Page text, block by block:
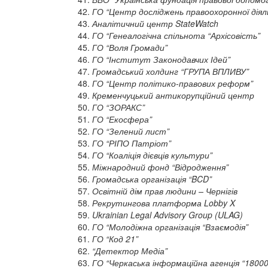
ГО “Центр досліджень правоохоронної
Аналітичний центр StateWatch
ГО “Генеалогічна спільнота “Архісовість”
ГО “Воля Громади”
ГО “Інститут Законодавчих Ідей”
Громадський холдинг “ГРУПА ВПЛИВУ”
ГО “Центр політико-правових реформ”
Кременчуцький антикорупційний центр
ГО “ЗОРАКС”
ГО “Екосфера”
ГО “Зелений лист”
ГО “РІПО Патріот”
ГО “Коаліція дієвців культури”
Міжнародний фонд “Відродження”
Громадська організація “BCD”
Освітній дім прав людини – Чернігів
Рекрутингова платформа Lobby X
Ukrainian Legal Advisory Group (ULAG)
ГО “Молодіжна організація “Взаємодія”
ГО “Код 21”
“Детектор Медіа”
ГО “Черкаська інформаційна агенція